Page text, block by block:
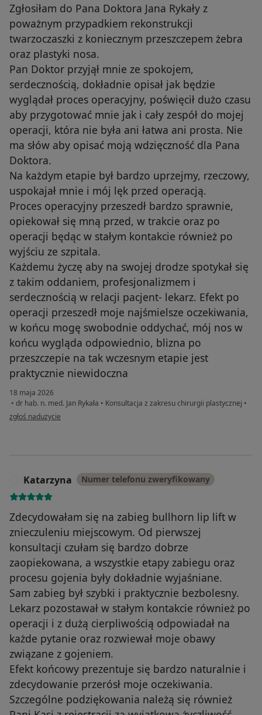
Zgłosiłam do Pana Doktora Jana Rykały z
poważnym przypadkiem rekonstrukcji
twarzoczaszki z koniecznym przeszczepem żebra
oraz plastyki nosa.
Pan Doktor przyjął mnie ze spokojem,
serdecznością, dokładnie opisał jak będzie
wyglądał proces operacyjny, poświęcił dużo czasu
aby przygotować mnie jak i cały zespół do mojej
operacji, która nie była ani łatwa ani prosta. Nie
ma słów aby opisać moją wdzięczność dla Pana
Doktora.
Na każdym etapie był bardzo uprzejmy, rzeczowy,
uspokajał mnie i mój lęk przed operacją.
Proces operacyjny przeszedł bardzo sprawnie,
opiekował się mną przed, w trakcie oraz po
operacji będąc w stałym kontakcie również po
wyjściu ze szpitala.
Każdemu życzę aby na swojej drodze spotykał się
z takim oddaniem, profesjonalizmem i
serdecznością w relacji pacjent- lekarz. Efekt po
operacji przeszedł moje najśmielsze oczekiwania,
w końcu mogę swobodnie oddychać, mój nos w
końcu wygląda odpowiednio, blizna po
przeszczepie na tak wczesnym etapie jest
praktycznie niewidoczna
18 maja 2026
• dr hab. n. med. Jan Rykała • Konsultacja z zakresu chirurgii plastycznej •
w opinii użytkownika WERONIKA
zgłoś nadużycie
Katarzyna Numer telefonu zweryfikowany
Zdecydowałam się na zabieg bullhorn lip lift w
znieczuleniu miejscowym. Od pierwszej
konsultacji czułam się bardzo dobrze
zaopiekowana, a wszystkie etapy zabiegu oraz
procesu gojenia były dokładnie wyjaśniane.
Sam zabieg był szybki i praktycznie bezbolesny.
Lekarz pozostawał w stałym kontakcie również po
operacji i z dużą cierpliwością odpowiadał na
każde pytanie oraz rozwiewał moje obawy
związane z gojeniem.
Efekt końcowy prezentuje się bardzo naturalnie i
zdecydowanie przerósł moje oczekiwania.
Szczególne podziękowania należą się również